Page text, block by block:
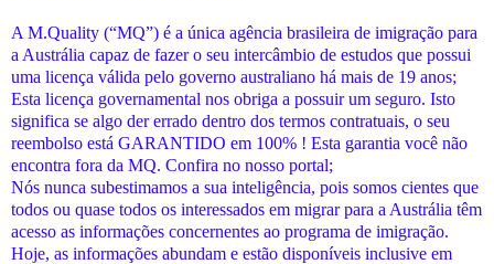
A M.Quality (“MQ”) é a única agência brasileira de imigração para
a Austrália capaz de fazer o seu intercâmbio de estudos que possui
uma licença válida pelo governo australiano há mais de 19 anos;
Esta licença governamental nos obriga a possuir um seguro. Isto
significa se algo der errado dentro dos termos contratuais, o seu
reembolso está GARANTIDO em 100% ! Esta garantia você não
encontra fora da MQ. Confira no nosso portal;
Nós nunca subestimamos a sua inteligência, pois somos cientes que
todos ou quase todos os interessados em migrar para a Austrália têm
acesso as informações concernentes ao programa de imigração.
Hoje, as informações abundam e estão disponíveis inclusive em